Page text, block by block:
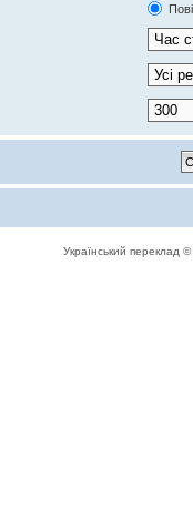
Український переклад